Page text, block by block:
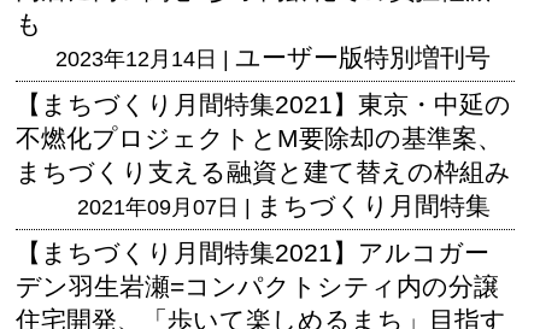
も
2023年12月14日 | ユーザー版特別増刊号
【まちづくり月間特集2021】東京・中延の
不燃化プロジェクトとM要除却の基準案、
まちづくり支える融資と建て替えの枠組み
2021年09月07日 | まちづくり月間特集
【まちづくり月間特集2021】アルコガー
デン羽生岩瀬=コンパクトシティ内の分譲
住宅開発、「歩いて楽しめるまち」目指す